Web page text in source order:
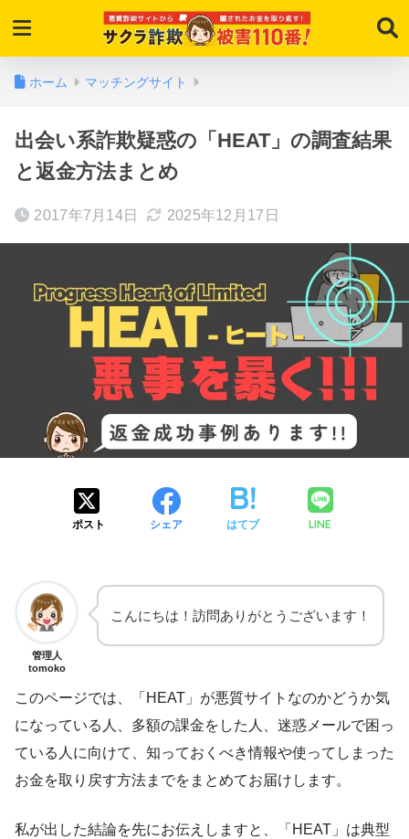
ホーム マッチングサイト
出会い系詐欺疑惑の「HEAT」の調査結果
と返金方法まとめ
2017年7月14日 2025年12月17日
ポスト シェア はてブ LINE
管理人
tomoko
こんにちは！訪問ありがとうございます！
このページでは、「HEAT」が悪質サイトなのかどうか気
になっている人、多額の課金をした人、迷惑メールで困っ
ている人に向けて、知っておくべき情報や使ってしまった
お金を取り戻す方法までをまとめてお届けします。
私が出した結論を先にお伝えしますと、「HEAT」は典型